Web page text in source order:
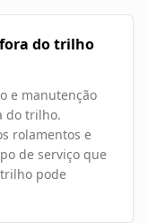
do trilho
e manutenção
do trilho.
rolamentos e
de serviço que
pode